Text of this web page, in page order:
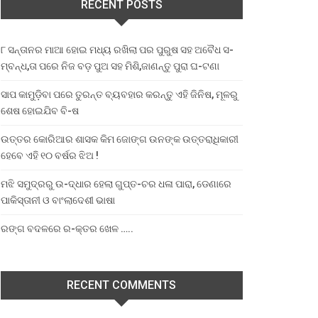
RECENT POSTS
୮ ସନ୍ତାନର ମାଆ ହୋଇ ମଧ୍ୟ ରଖିଲା ପର ପୁରୁଷ ସହ ଅବୈଧ ସ-
ମ୍ବନ୍ଧ,ତା ପରେ ନିଜ ବଡ଼ ପୁଅ ସହ ମିଶି,ଜାଣନ୍ତୁ ପୁରା ଘ-ଟଣା
ସାପ କାମୁଡ଼ିବା ପରେ ତୁରନ୍ତ ବ୍ୟବହାର କରନ୍ତୁ ଏହି ଜିନିଷ, ମୂଳରୁ
ଶେଷ ହୋଇଯିବ ବି-ଷ
ଉତ୍ତର କୋରିଆର ଶାସକ କିମ ଜୋଙ୍ଗ ଉନଙ୍କ ଉତ୍ତରାଧିକାରୀ
ହେବେ ଏହି ୧୦ ବର୍ଷର ଝିଅ !
ମଝି ସମୁଦ୍ରରୁ ଉ-ଦ୍ଧାର ହେଲା ଗୁପ୍ତ-ଚର ଧଳା ପାରା, ଡେଣାରେ
ପାକିସ୍ତାନୀ ଓ ବାଂଲାଦେଶୀ ଭାଷା
ରଙ୍ଗ ବଦଳରେ ର-କ୍ତର ଖେଳ …..
RECENT COMMENTS